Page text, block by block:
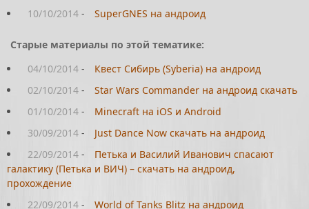
10/10/2014 - SuperGNES на андроид
Старые материалы по этой тематике:
04/10/2014 -
Квест Сибирь (Syberia) на андроид
02/10/2014 -
Star Wars Commander на андроид скачать
01/10/2014 -
Minecraft на iOS и Android
30/09/2014 -
Just Dance Now скачать на андроид
22/09/2014 -
Петька и Василий Иванович спасают
галактику (Петька и ВИЧ) – скачать на андроид,
прохождение
22/09/2014 -
World of Tanks Blitz на андроид